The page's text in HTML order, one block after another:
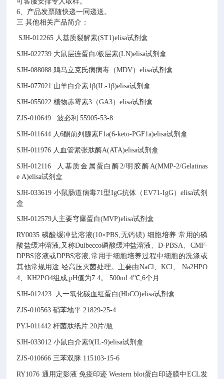
6、产品发票随快递一同递送。
三 其他相关产品简介：
SJH-012265 人基质裂解素(ST1)elisa试剂盒
SJH-022739 大鼠层连蛋白/板层素(LN)elisa试剂盒
SJH-088088 鸡马立克氏病病毒（MDV）elisa试剂盒
SJH-077021 山羊白介素1β(IL-1β)elisa试剂盒
SJH-055022 植物赤霉素3（GA3）elisa试剂盒
ZJS-010649 波必利 55905-53-8
SJH-011644 人6酮前列腺素F1a(6-keto-PGF1a)elisa试剂盒
SJH-011976 人血管紧张肽酶A(ATA)elisa试剂盒
SJH-012116
人基质金属蛋白酶2/明胶酶A(MMP-2/Gelatinas
e A)elisa试剂盒
SJH-033619 小鼠肠道病毒71型IgG抗体（EV71-IgG）elisa试剂
盒
SJH-012579人主要穹窿蛋白(MVP)elisa试剂盒
RY0035 磷酸缓冲盐溶液(10×PBS,无钙镁) 细胞培养 常用的磷
酸盐缓冲溶液,又称Dulbecco磷酸缓冲盐溶液、D-PBSA、CMF-
DPBS溶液或DPBS溶液,常用于细胞培养过程中细胞的洗涤或
其他常规用途 经高压灭菌处理。主要由NaCl、KCl、 Na2HPO
4、KH2PO4组成,pH值为7.4。
500ml 4℃,6个月
SJH-012423 人一氧化碳血红蛋白(HbCO)elisa试剂盒
ZJS-010563 硝苯地平 21829-25-4
PYJ-011442 杆菌肽纸片.20片/瓶
SJH-033012 小鼠白介素9(IL-9)elisa试剂盒
ZJS-010666 三苯双脒 115103-15-6
RY1076 通用定影液 免疫印迹 Western blot蛋白印迹膜中ECL发